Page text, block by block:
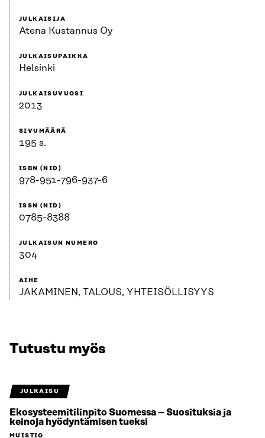
JULKAISIJA
Atena Kustannus Oy
JULKAISUPAIKKA
Helsinki
JULKAISUVUOSI
2013
SIVUMÄÄRÄ
195 s.
ISBN (NID)
978-951-796-937-6
ISSN (NID)
0785-8388
JULKAISUN NUMERO
304
AIHE
JAKAMINEN, TALOUS, YHTEISÖLLISYYS
Tutustu myös
JULKAISU
Ekosysteemitilinpito Suomessa – Suosituksia ja
keinoja hyödyntämisen tueksi
MUISTIO